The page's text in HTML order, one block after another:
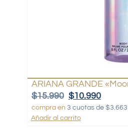
ARIANA GRANDE
$15.990 $10.990
compra en 3 cuotas de
Añadir al carrito